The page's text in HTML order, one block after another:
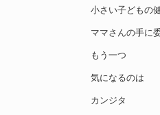
小さい子どもの
ママさんの手に
もう一つ
気になるのは
カンジタ